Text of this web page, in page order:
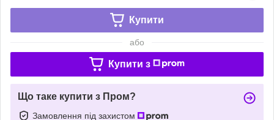
Купити
або
Купити з
Що таке купити з Пром?
Замовлення під захистом